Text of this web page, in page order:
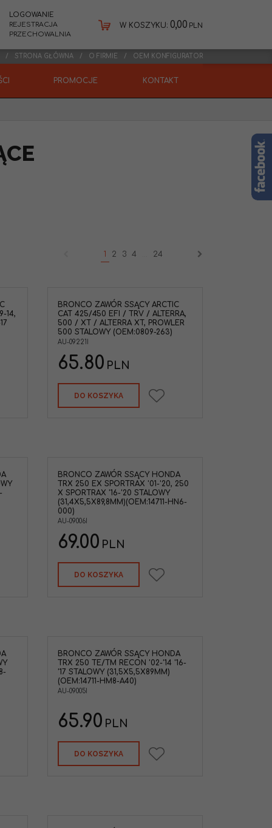
LOGOWANIE
REJESTRACJA
PRZECHOWALNIA
W KOSZYKU: 0,00 PLN
STRONA GŁÓWNA O FIRMIE OEM KONFIGURATOR
PROMOCJE KONTAKT
1 2 3 4 24
14,
BRONCO ZAWÓR SSĄCY ARCTIC
CAT 425/450 EFI / TRV / ALTERRA,
500 / XT / ALTERRA XT, PROWLER
500 STALOWY (OEM:0809-263)
AU-09221I
65.80 PLN
DO KOSZYKA
BRONCO ZAWÓR SSĄCY HONDA
TRX 250 EX SPORTRAX '01-'20, 250
X SPORTRAX '16-'20 STALOWY
(31,4X5,5X89,8MM)(OEM:14711-HN6-
000)
AU-09006I
69.00 PLN
DO KOSZYKA
BRONCO ZAWÓR SSĄCY HONDA
TRX 250 TE/TM RECON '02-'14 '16-
'17 STALOWY (31,5X5,5X89MM)
(OEM:14711-HM8-A40)
AU-09005I
65.90 PLN
DO KOSZYKA